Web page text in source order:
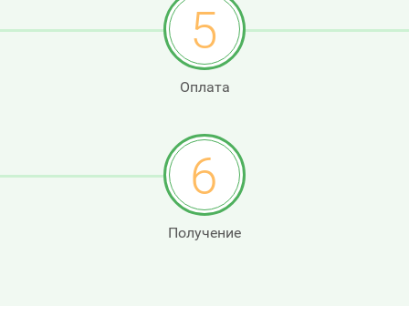
5
Оплата
6
Получение